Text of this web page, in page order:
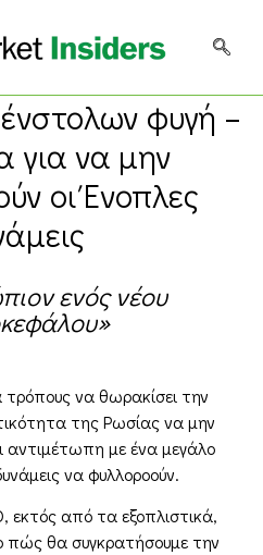
φυγή –
για να μην
οι Ένοπλες
ενός νέου
να θωρακίσει την
της Ρωσίας να μην
αντιμέτωπη με ένα μεγάλο
να φυλλοροούν.
εκτός από τα εξοπλιστικά,
πώς θα συγκρατήσουμε την